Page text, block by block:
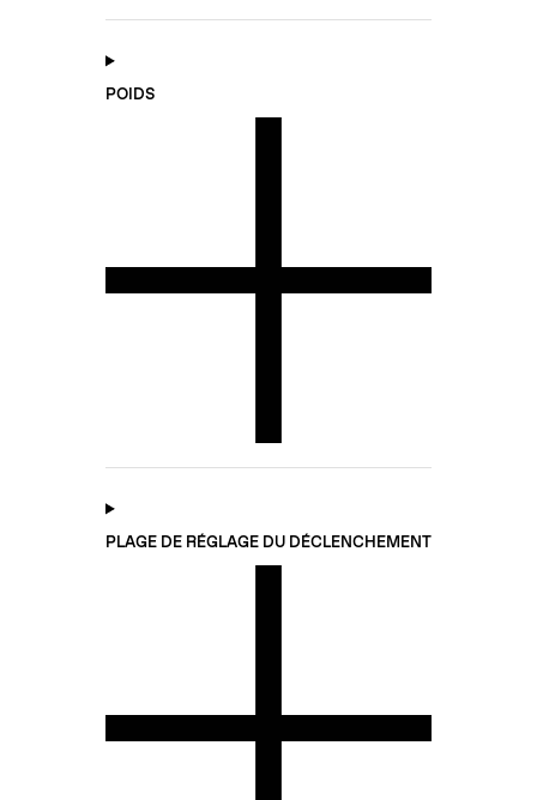
POIDS
PLAGE DE RÉGLAGE DU DÉCLENCHEMENT